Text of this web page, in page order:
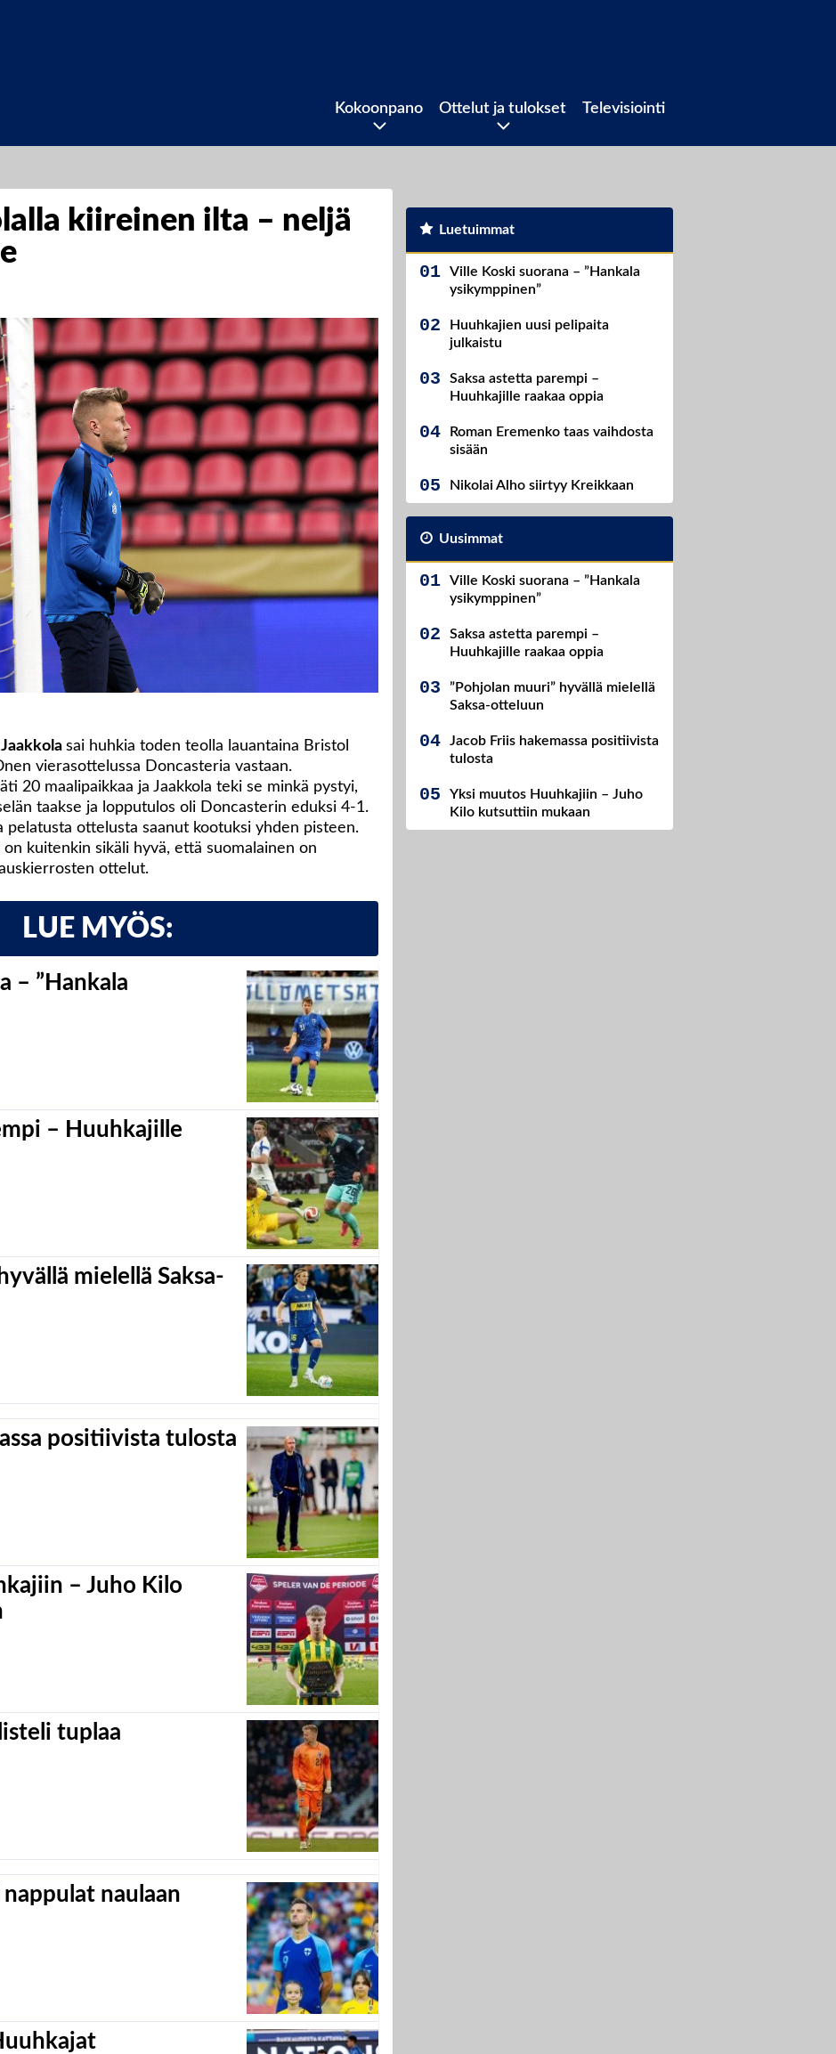
Kokoonpano Ottelut ja tulokset Televisiointi
kiireinen ilta – neljä
sai huhkia toden teolla lauantaina Bristol
vierasottelussa Doncasteria vastaan.
20 maalipaikkaa ja Jaakkola teki se minkä pystyi,
taakse ja lopputulos oli Doncasterin eduksi 4-1.
pelatusta ottelusta saanut kootuksi yhden pisteen.
kuitenkin sikäli hyvä, että suomalainen on
ottelut.
LUE MYÖS:
– ”Hankala
– Huuhkajille
mielellä Saksa-
positiivista tulosta
– Juho Kilo
tuplaa
naulaan
Luetuimmat
Ville Koski suorana – ”Hankala
ysikymppinen”
Huuhkajien uusi pelipaita
julkaistu
Saksa astetta parempi –
Huuhkajille raakaa oppia
Roman Eremenko taas vaihdosta
sisään
Nikolai Alho siirtyy Kreikkaan
Uusimmat
Ville Koski suorana – ”Hankala
ysikymppinen”
Saksa astetta parempi –
Huuhkajille raakaa oppia
”Pohjolan muuri” hyvällä mielellä
Saksa-otteluun
Jacob Friis hakemassa positiivista
tulosta
Yksi muutos Huuhkajiin – Juho
Kilo kutsuttiin mukaan